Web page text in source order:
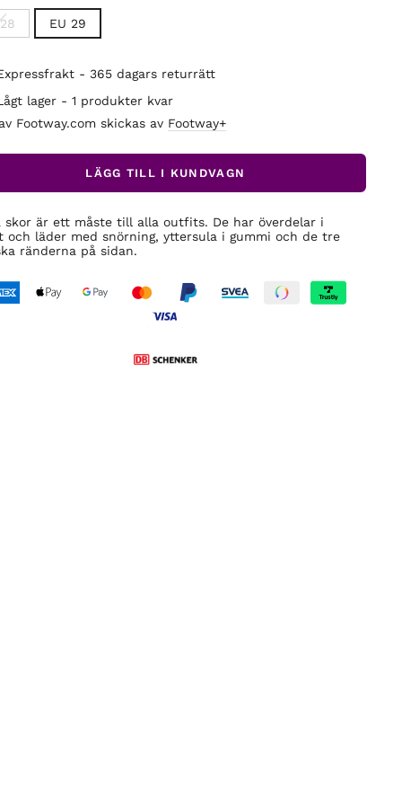
EU 29
- 365 dagars returrätt
lager - 1 produkter kvar
Footway.com skickas av Footway+
LÄGG TILL I KUNDVAGN
skor är ett måste till alla outfits. De har överdelar i
och läder med snörning, yttersula i gummi och de tre
ränderna på sidan.